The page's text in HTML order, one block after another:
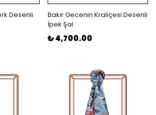
Desenli
Bakır Gecenin Kraliçesi Desenli
İpek Şal
₺ 4,700.00